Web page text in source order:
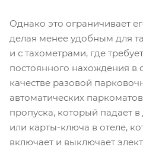
Однако это ограничивает
делая менее удобным для
и с тахометрами, где
постоянного нахождения в
качестве разовой
автоматических
пропуска, который падает
или карты-ключа в отеле,
включает и выключает